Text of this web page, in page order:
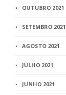
OUTUBRO 2021
SETEMBRO 2021
AGOSTO 2021
JULHO 2021
JUNHO 2021